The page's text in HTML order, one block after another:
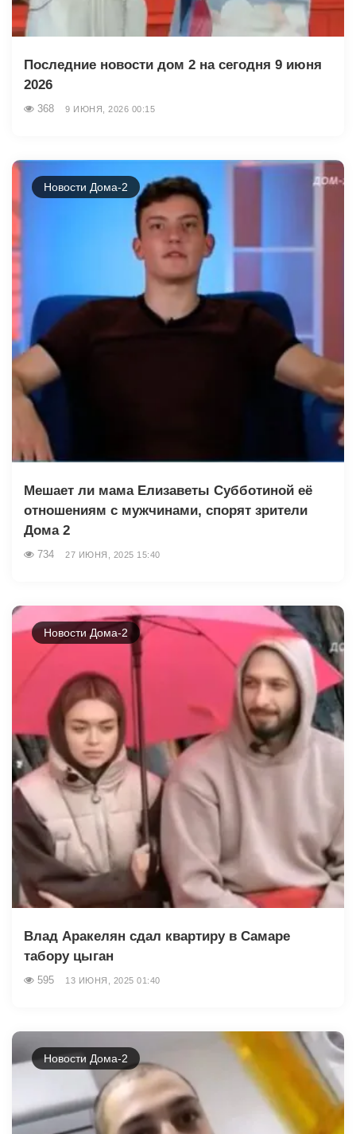
Последние новости дом 2 на сегодня 9 июня
2026
368 9 ИЮНЯ, 2026 00:15
Новости Дома-2
Мешает ли мама Елизаветы Субботиной её
отношениям с мужчинами, спорят зрители
Дома 2
734 27 ИЮНЯ, 2025 15:40
Новости Дома-2
Влад Аракелян сдал квартиру в Самаре
табору цыган
595 13 ИЮНЯ, 2025 01:40
Новости Дома-2